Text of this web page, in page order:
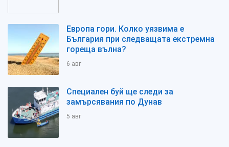
Европа гори. Колко уязвима е
България при следващата екстремна
гореща вълна?
6 авг
Специален буй ще следи за
замърсявания по Дунав
5 авг